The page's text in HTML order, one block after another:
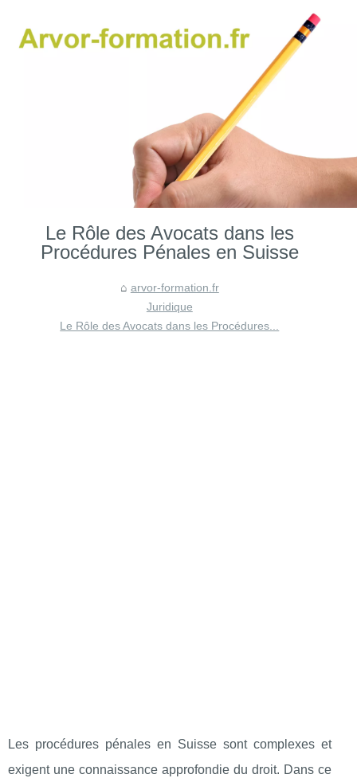
Le Rôle des Avocats dans les
Procédures Pénales en Suisse
arvor-formation.fr
Juridique
Le Rôle des Avocats dans les Procédures...
Les procédures pénales en Suisse sont complexes et
exigent une connaissance approfondie du droit. Dans ce